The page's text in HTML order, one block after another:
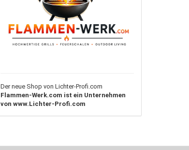
Der neue Shop von Lichter-Profi.com
Flammen-Werk.com ist ein Unternehmen
von www.Lichter-Profi.com